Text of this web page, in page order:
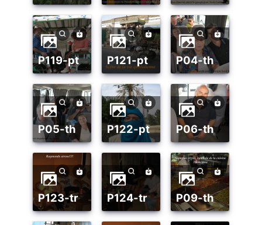
p119-pt p121-pt p04-th
p05-th p122-pt p06-th
p123-tr p124-tr p09-th